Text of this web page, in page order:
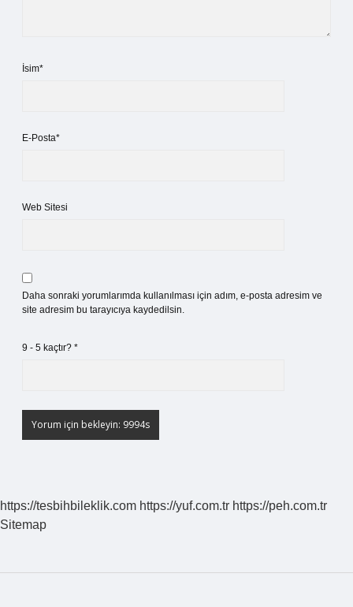
İsim*
E-Posta*
Web Sitesi
Daha sonraki yorumlarımda kullanılması için adım, e-posta adresim ve
site adresim bu tarayıcıya kaydedilsin.
9 - 5 kaçtır? *
https://tesbihbileklik.com https://yuf.com.tr https://peh.com.tr
Sitemap